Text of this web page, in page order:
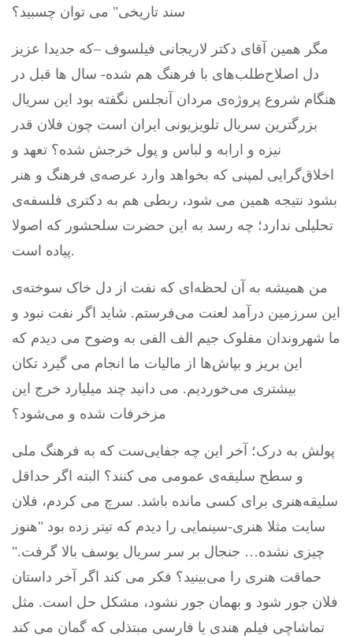
سند تاریخی" می توان چسبید؟
مگر همین آقای دکتر لاریجانی فیلسوف –که جدیدا عزیز
دل اصلاح‌طلب‌های با فرهنگ هم شده- سال ها قبل در
هنگام شروع پروژه‌ی مردان آنجلس نگفته بود این سریال
بزرگترین سریال تلویزیونی ایران است چون فلان قدر
نیزه و ارابه و لباس و پول خرجش شده؟ تعهد و
اخلاق‌گرایی لمپنی که بخواهد وارد عرصه‌ی فرهنگ و هنر
بشود نتیجه همین می شود، ربطی هم به دکتری فلسفه‌ی
تحلیلی ندارد؛ چه رسد به این حضرت سلحشور که اصولا
پیاده است.
من همیشه به آن لحظه‌ای که نفت از دل خاک سوخته‌ی
این سرزمین درآمد لعنت می‌فرستم. شاید اگر نفت نبود و
ما شهروندان مفلوک جیم الف الفی به وضوح می دیدم که
این بریز و بپاش‌ها از مالیات ما انجام می گیرد تکان
بیشتری می‌خوردیم. می دانید چند میلیارد خرج این
مزخرفات شده و می‌شود؟
پولش به درک؛ آخر این چه جفایی‌ست که به فرهنگ ملی
و سطح سلیقه‌ی عمومی می کنند؟ البته اگر حداقل
سلیقه‌هنری برای کسی مانده باشد. سرچ می کردم، فلان
سایت مثلا هنری-سینمایی را دیدم که تیتر زده بود "هنوز
چیزی نشده… جنجال بر سر سریال یوسف بالا گرفت."
حماقت هنری را می‌بینید؟ فکر می کند اگر آخر داستان
فلان جور شود و بهمان جور نشود، مشکل حل است. مثل
تماشاچی فیلم هندی یا فارسی مبتذلی که گمان می کند